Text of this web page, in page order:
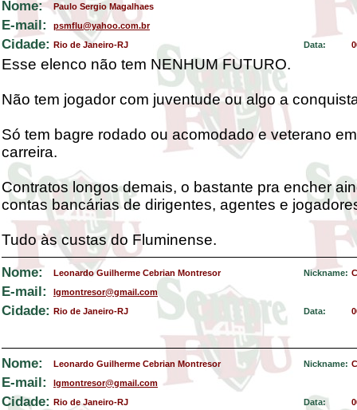
Nome: Paulo Sergio Magalhaes
E-mail: psmflu@yahoo.com.br
Cidade: Rio de Janeiro-RJ Data:
Esse elenco não tem NENHUM FUTURO.
Não tem jogador com juventude ou algo a
Só tem bagre rodado ou acomodado e veterano
carreira.
Contratos longos demais, o bastante pra encher
contas bancárias de dirigentes, agentes e
Tudo às custas do Fluminense.
Nome: Leonardo Guilherme Cebrian Montresor Nickname:
E-mail: lgmontresor@gmail.com
Cidade: Rio de Janeiro-RJ Data:
Nome: Leonardo Guilherme Cebrian Montresor Nickname:
E-mail: lgmontresor@gmail.com
Cidade: Rio de Janeiro-RJ Data: